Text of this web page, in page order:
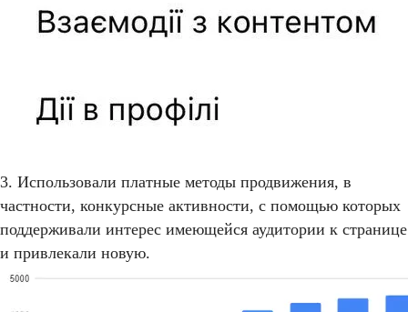
3. Использовали платные методы продвижения, в
частности, конкурсные активности, с помощью которых
поддерживали интерес имеющейся аудитории к странице
и привлекали новую.